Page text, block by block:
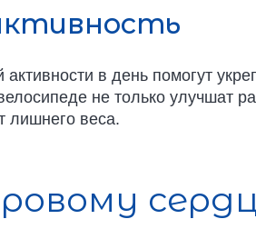
в день помогут
не только улучшат
лишнего веса.